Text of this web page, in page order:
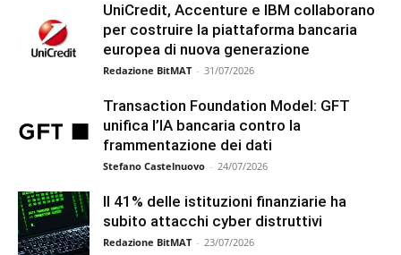
UniCredit, Accenture e IBM collaborano
per costruire la piattaforma bancaria
europea di nuova generazione
Redazione BitMAT - 31/07/2026
Transaction Foundation Model: GFT
unifica l’IA bancaria contro la
frammentazione dei dati
Stefano Castelnuovo - 24/07/2026
Il 41% delle istituzioni finanziarie ha
subito attacchi cyber distruttivi
Redazione BitMAT - 23/07/2026